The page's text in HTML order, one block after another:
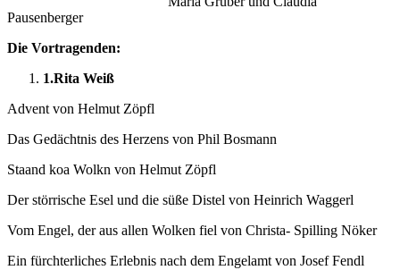
Pausenberger
Die Vortragenden:
1.Rita Weiß
Advent von Helmut Zöpfl
Das Gedächtnis des Herzens von Phil Bosmann
Staand koa Wolkn von Helmut Zöpfl
Der störrische Esel und die süße Distel von Heinrich Waggerl
Vom Engel, der aus allen Wolken fiel von Christa- Spilling Nöker
Ein fürchterliches Erlebnis nach dem Engelamt von Josef Fendl